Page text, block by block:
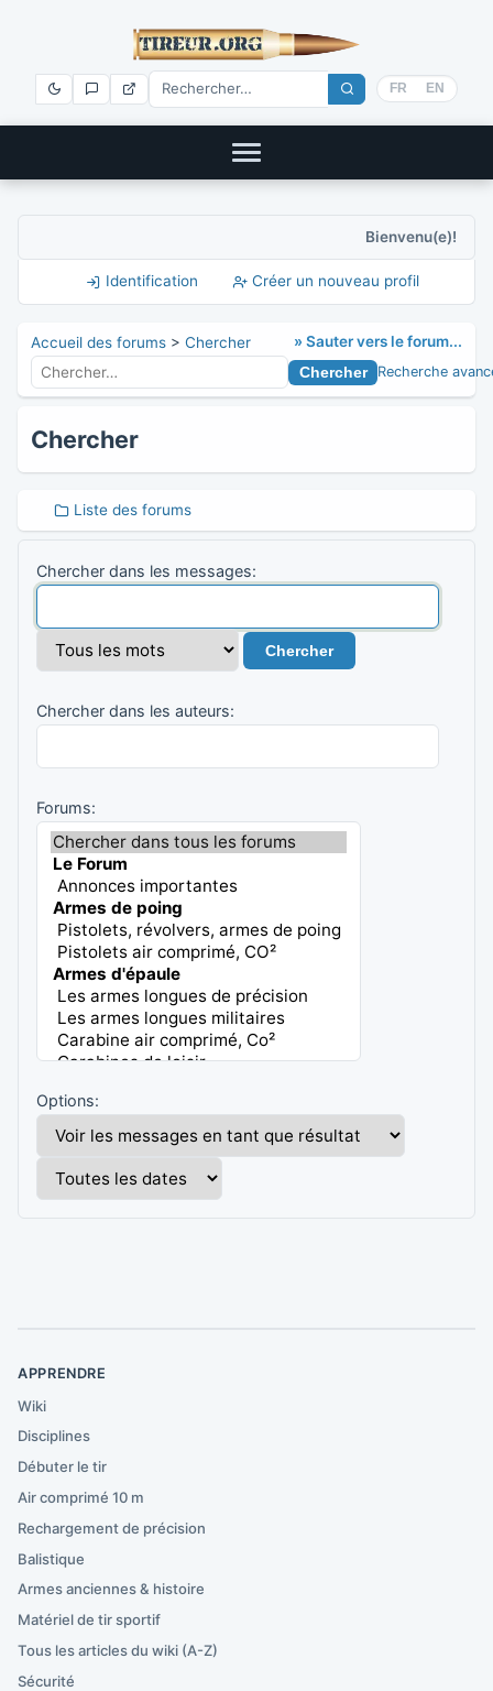
FR EN
Bienvenu(e)!
Identification Créer un nouveau profil
» Sauter vers le forum...
Accueil des forums > Chercher
Recherche
Chercher
Liste des forums
Chercher dans les messages:
Chercher dans les auteurs:
Forums:
Options:
APPRENDRE
Wiki
Disciplines
Débuter le tir
Air comprimé 10 m
Rechargement de précision
Balistique
Armes anciennes & histoire
Matériel de tir sportif
Tous les articles du wiki (A-Z)
Sécurité